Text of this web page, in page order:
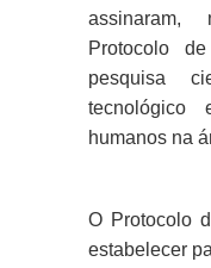
Protocolo
pesquisa
humanos na
O Protocolo
estabelecer